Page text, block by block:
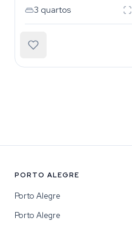
3 quartos
PORTO ALEGRE
Porto Alegre
Porto Alegre